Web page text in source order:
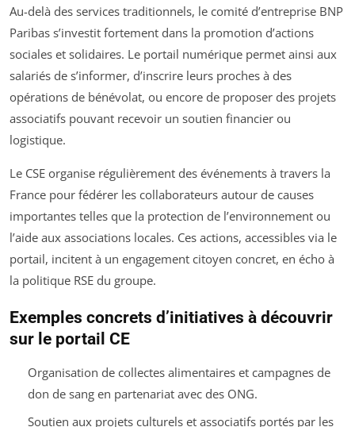
Au-delà des services traditionnels, le comité d’entreprise BNP
Paribas s’investit fortement dans la promotion d’actions
sociales et solidaires. Le portail numérique permet ainsi aux
salariés de s’informer, d’inscrire leurs proches à des
opérations de bénévolat, ou encore de proposer des projets
associatifs pouvant recevoir un soutien financier ou
logistique.
Le CSE organise régulièrement des événements à travers la
France pour fédérer les collaborateurs autour de causes
importantes telles que la protection de l’environnement ou
l’aide aux associations locales. Ces actions, accessibles via le
portail, incitent à un engagement citoyen concret, en écho à
la politique RSE du groupe.
Exemples concrets d’initiatives à découvrir
sur le portail CE
Organisation de collectes alimentaires et campagnes de
don de sang en partenariat avec des ONG.
Soutien aux projets culturels et associatifs portés par les